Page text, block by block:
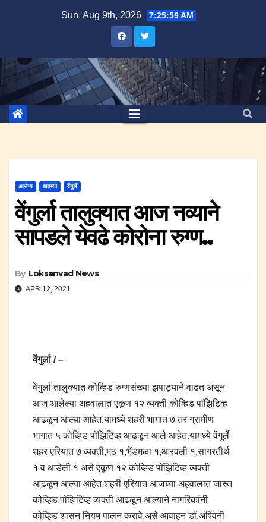
Sun. Aug 9th, 2026 7:25:59 AM
आरोग्य बातम्या वेंगुर्ले
वेंगुर्ला तालुक्यात आज नव्याने
सापडले येवढे कोरोना रुग्ण..
By Loksanvad News
APR 12, 2021
वेंगुर्ला / –
वेंगुर्ला तालुक्यात कोव्हिड रुग्णसंख्या झपाट्याने वाढत असून
आज आलेल्या अहवालात एकूण १२ व्यक्ती कोव्हिड पॉझिटिव्ह
आढळून आल्या आहेत.यामध्ये शहरी भागात ७ तर ग्रामीण
भागात ५ कोव्हिड पॉझिटिव्ह आढळून आले आहेत.यामध्ये वेंगुर्ले
शहर एरियात ७ व्यक्ती,मठ १,भेंडमळा १,आरवली १,सागरतीर्थ
१ व आडेली १ असे एकूण १२ कोव्हिड पॉझिटिव्ह व्यक्ती
आढळून आल्या आहेत.शहरी एरियात आजच्या अहवालात जास्त
कोव्हिड पॉझिटिव्ह व्यक्ती आढळून आल्याने नागरिकांनी
कोव्हिड शासन नियम पालन करावे,असे आवाहन डॉ.अश्विनी